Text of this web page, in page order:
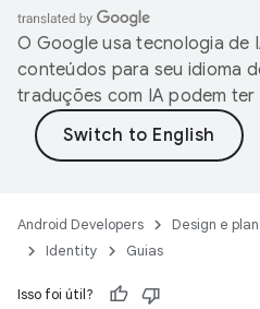
O Google usa tecnologia de
conteúdos para seu idioma
traduções com IA podem ter
Android Developers Design e
Identity
Guias
Isso foi útil?